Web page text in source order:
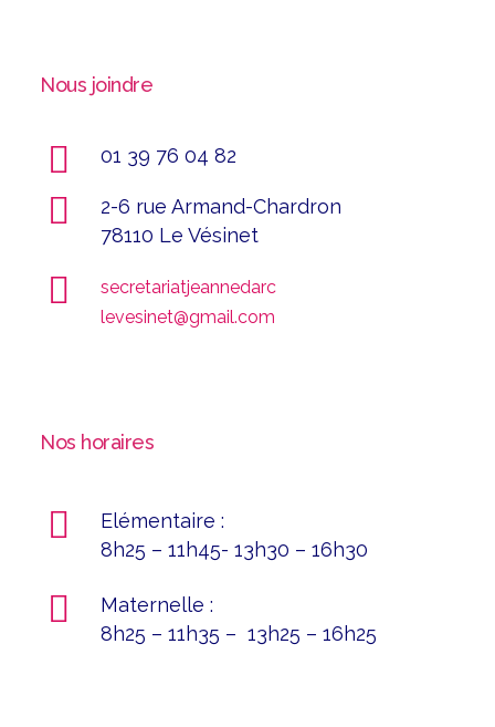
Nous joindre
01 39 76 04 82
2-6 rue Armand-Chardron
78110 Le Vésinet
secretariatjeannedarc
levesinet@gmail.com
Nos horaires
Elémentaire :
8h25 – 11h45- 13h30 – 16h30
Maternelle :
8h25 – 11h35 – 13h25 – 16h25